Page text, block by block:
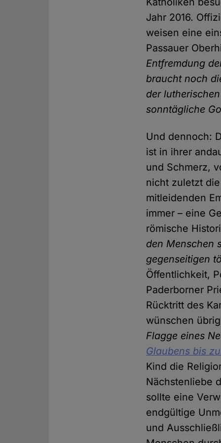
Jahr 2016.
weisen eine
Passauer
Entfremdung
braucht noch
der
sonntägliche
Und dennoch:
ist in ihrer
und Schmerz,
nicht zuletzt
mitleidenden
immer – eine
römische
den Menschen
gegenseitigen
Öffentlichkeit,
Paderborner
Rücktritt des
wünschen
Flagge eines
Glaubens bis
Kind die
Nächstenliebe
sollte eine
endgültige
und